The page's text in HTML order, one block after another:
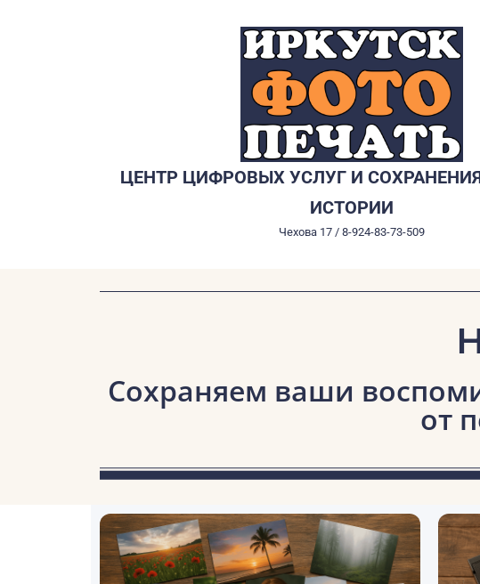
ЦЕНТР ЦИФРОВЫХ УСЛУГ И
ИСТОРИИ
Чехова 17 / 8-924-83-73-509
Сохраняем ваши
от